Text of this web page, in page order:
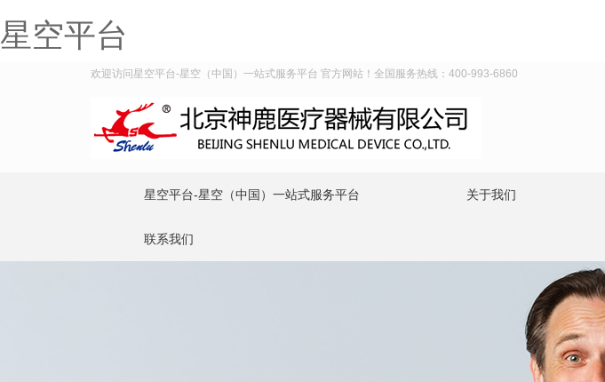
星空平台
欢迎访问星空平台-星空（中国）一站式服务平台 官方网站！全国服务热线：400-993-6860
星空平台-星空（中国）一站式服务平台 关于我们
联系我们